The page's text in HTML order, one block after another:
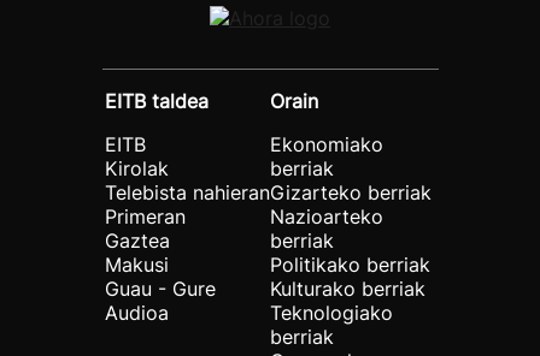
EITB taldea
EITB
Kirolak
Telebista nahieran
Primeran
Gaztea
Makusi
Guau - Gure
Audioa
Orain
Ekonomiako
berriak
Gizarteko berriak
Nazioarteko
berriak
Politikako berriak
Kulturako berriak
Teknologiako
berriak